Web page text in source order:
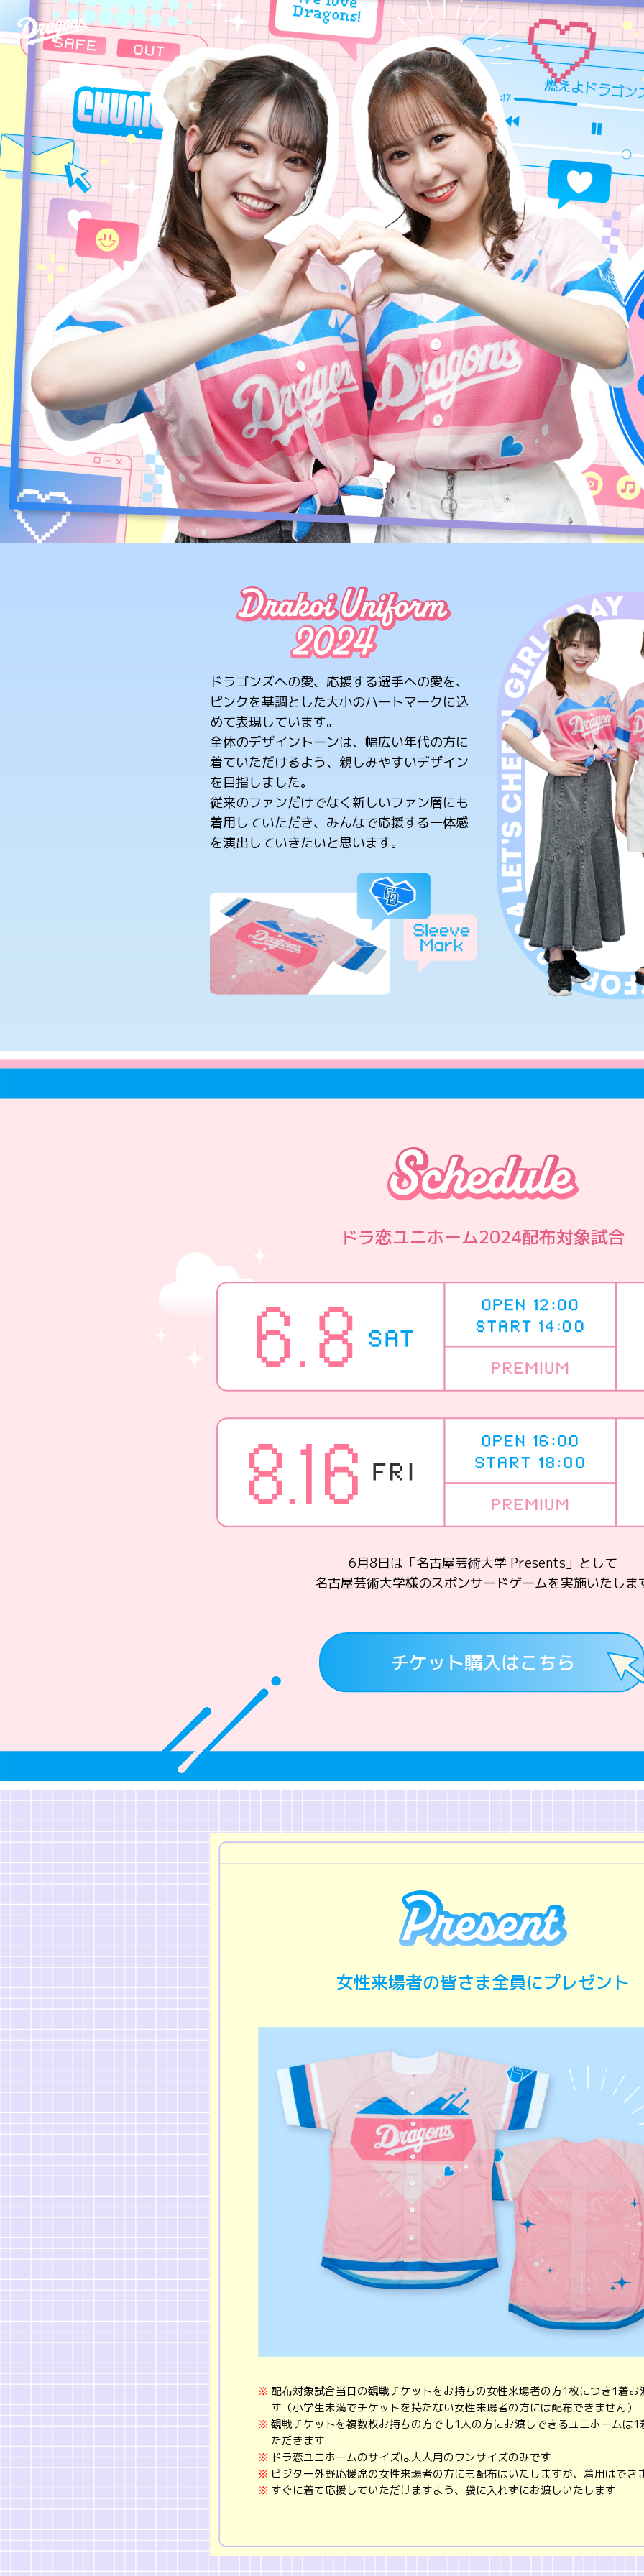
ドラゴンズへの愛、応援する選手への愛を、
ピンクを基調とした大小のハートマークに込
めて表現しています。
全体のデザイントーンは、幅広い年代の方に
着ていただけるよう、親しみやすいデザイン
を目指しました。
従来のファンだけでなく新しいファン層にも
着用していただき、みんなで応援する一体感
を演出していきたいと思います。
ドラ恋ユニホーム2024配布対象試合
6月8日は「名古屋芸術大学 Presents」として
名古屋芸術大学様のスポンサードゲームを実施いたしま
女性来場者の皆さま全員にプレゼント
配布対象試合当日の観戦チケットをお持ちの女性来場者の方1枚につき1着お
す（小学生未満でチケットを持たない女性来場者の方には配布できません）
観戦チケットを複数枚お持ちの方でも1人の方にお渡しできるユニホームは1
ただきます
ドラ恋ユニホームのサイズは大人用のワンサイズのみです
ビジター外野応援席の女性来場者の方にも配布はいたしますが、着用はでき
すぐに着て応援していただけますよう、袋に入れずにお渡しいたします